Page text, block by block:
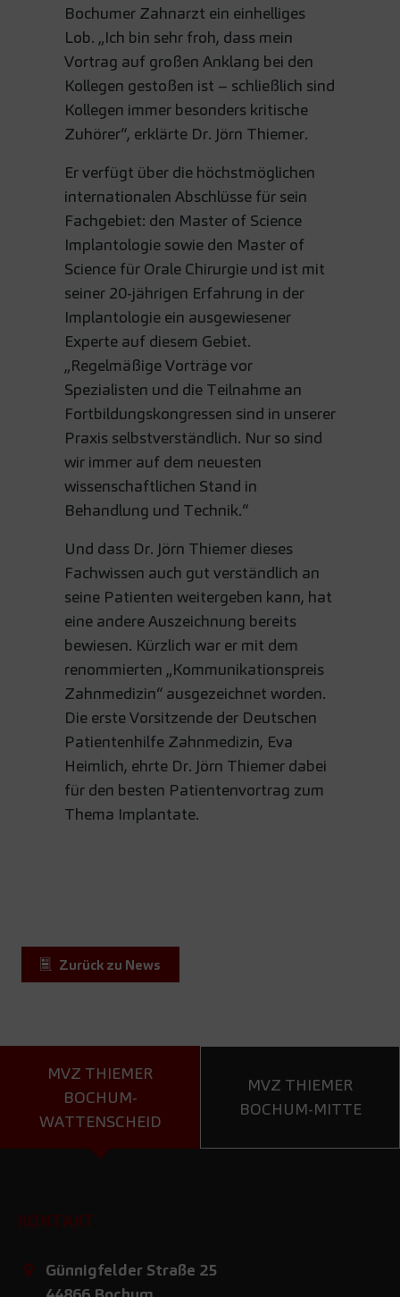
Bochumer Zahnarzt ein einhelliges
Lob. „Ich bin sehr froh, dass mein
Vortrag auf großen Anklang bei den
Kollegen gestoßen ist – schließlich sind
Kollegen immer besonders kritische
Zuhörer“, erklärte Dr. Jörn Thiemer.
Er verfügt über die höchstmöglichen
internationalen Abschlüsse für sein
Fachgebiet: den Master of Science
Implantologie sowie den Master of
Science für Orale Chirurgie und ist mit
seiner 20-jährigen Erfahrung in der
Implantologie ein ausgewiesener
Experte auf diesem Gebiet.
„Regelmäßige Vorträge vor
Spezialisten und die Teilnahme an
Fortbildungskongressen sind in unserer
Praxis selbstverständlich. Nur so sind
wir immer auf dem neuesten
wissenschaftlichen Stand in
Behandlung und Technik.“
Und dass Dr. Jörn Thiemer dieses
Fachwissen auch gut verständlich an
seine Patienten weitergeben kann, hat
eine andere Auszeichnung bereits
bewiesen. Kürzlich war er mit dem
renommierten „Kommunikationspreis
Zahnmedizin“ ausgezeichnet worden.
Die erste Vorsitzende der Deutschen
Patientenhilfe Zahnmedizin, Eva
Heimlich, ehrte Dr. Jörn Thiemer dabei
für den besten Patientenvortrag zum
Thema Implantate.
Zurück zu News
MVZ THIEMER
BOCHUM-
WATTENSCHEID
MVZ THIEMER
BOCHUM-MITTE
KONTAKT
Günnigfelder Straße 25